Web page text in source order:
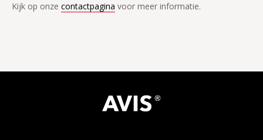
Kijk op onze contactpagina voor meer informatie.